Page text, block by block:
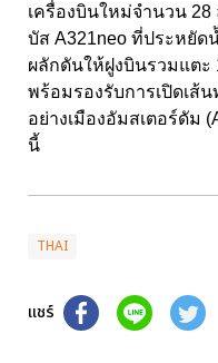
เครื่องบินใหม่จำนวน 28
บัส A321neo ที่ประหยัด
ผลักดันให้ฝูงบินรวมแตะ
พร้อมรองรับการเปิดเส้
อย่างเมืองอัมสเตอร์ดัม
นี้
THAI
แชร์